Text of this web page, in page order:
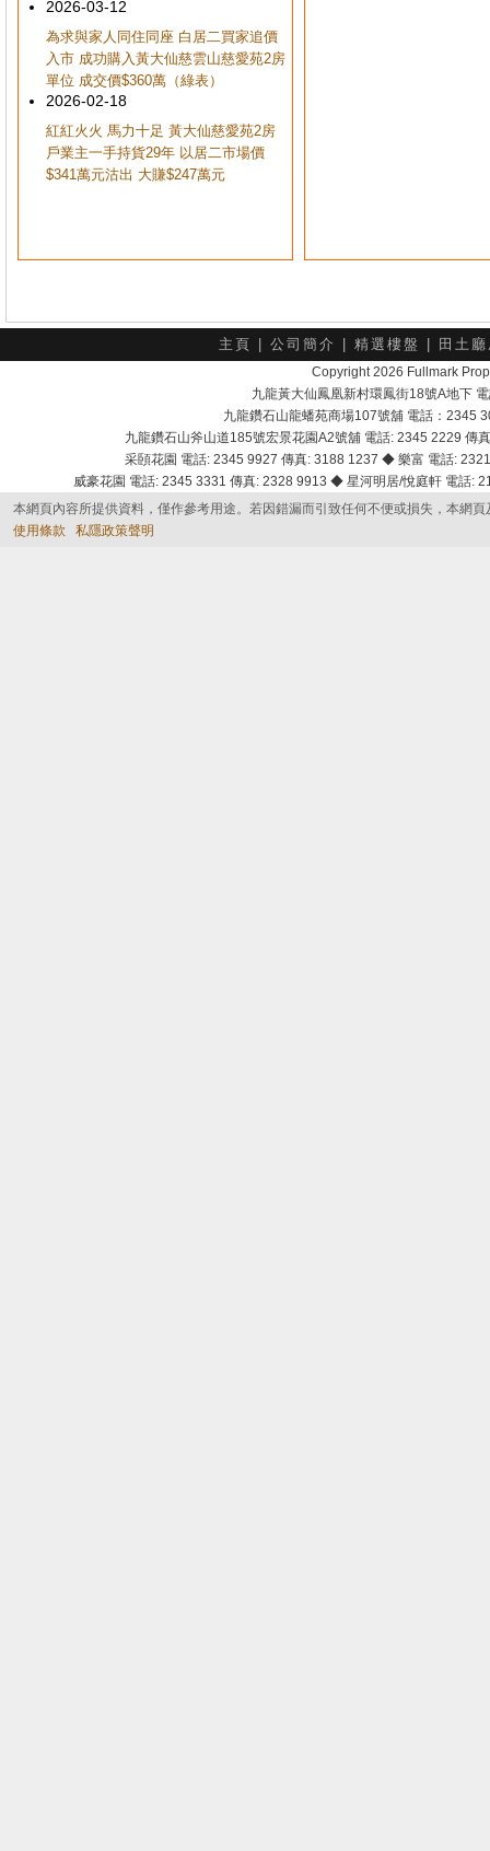
2026-03-12
為求與家人同住同座 白居二買家追價
入市 成功購入黃大仙慈雲山慈愛苑2房
單位 成交價$360萬（綠表）
2026-02-18
紅紅火火 馬力十足 黃大仙慈愛苑2房
戶業主一手持貨29年 以居二市場價
$341萬元沽出 大賺$247萬元
主頁 公司簡介 精選樓盤 田土
Copyright 2026 Fullmark
九龍黃大仙鳳凰新村環鳳街18號A地下
九龍鑽石山龍蟠苑商場107號舖 電話：2345
九龍鑽石山斧山道185號宏景花園A2號舖 電話: 2345 2229
采頣花園 電話: 2345 9927 傳真: 3188 1237 ◆ 樂富 電話:
威豪花園 電話: 2345 3331 傳真: 2328 9913 ◆ 星河明居/悅庭軒 電話
本網頁內容所提供資料，僅作參考用途。若因錯漏而引致任何不便或損失，本網
使用條款
私隱政策聲明